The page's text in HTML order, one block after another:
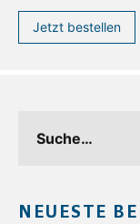
Jetzt bestellen
NEUESTE